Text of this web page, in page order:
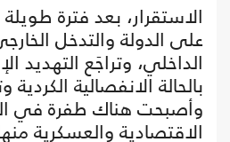
الاستقرار، بعد فترة
على الدولة والتدخل
الداخلي، وتراجَع التهديد
بالحالة الانفصالية الكردية
وأصبحت هناك طفرة في
الاقتصادية والعسكرية